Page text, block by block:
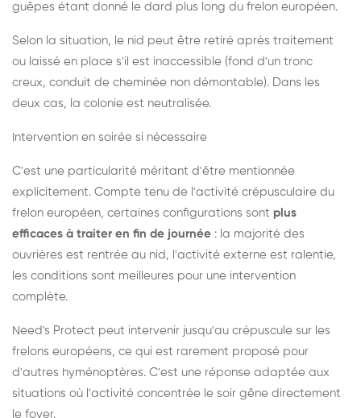
guêpes étant donné le dard plus long du frelon européen.
Selon la situation, le nid peut être retiré après traitement
ou laissé en place s'il est inaccessible (fond d'un tronc
creux, conduit de cheminée non démontable). Dans les
deux cas, la colonie est neutralisée.
Intervention en soirée si nécessaire
C'est une particularité méritant d'être mentionnée
explicitement. Compte tenu de l'activité crépusculaire du
frelon européen, certaines configurations sont plus
efficaces à traiter en fin de journée : la majorité des
ouvrières est rentrée au nid, l'activité externe est ralentie,
les conditions sont meilleures pour une intervention
complète.
Need's Protect peut intervenir jusqu'au crépuscule sur les
frelons européens, ce qui est rarement proposé pour
d'autres hyménoptères. C'est une réponse adaptée aux
situations où l'activité concentrée le soir gêne directement
le foyer.